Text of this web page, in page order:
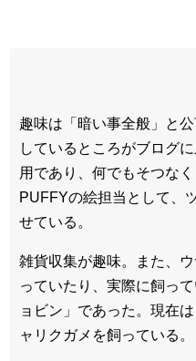
趣味は「暗い事全般」と
しているところがブログ
用であり、何でもそつな
PUFFYの絵担当として、
せている。
雑貨収集が趣味。また、
っていたり、実際に飼っ
ョビン」であった。現在
ャリクガメを飼っている。